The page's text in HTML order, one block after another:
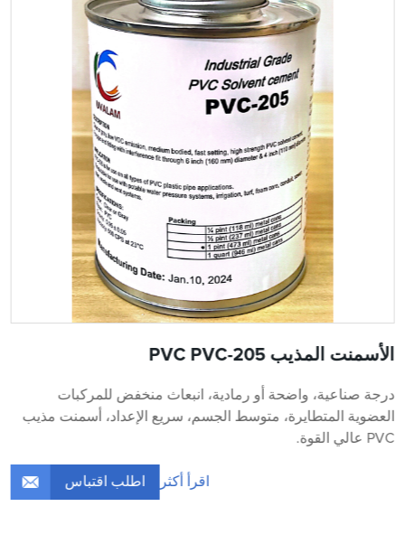
الأسمنت المذيب PVC PVC-205
درجة صناعية، واضحة أو رمادية، انبعاث منخفض للمركبات
العضوية المتطايرة، متوسط ​​الجسم، سريع الإعداد، أسمنت مذيب
PVC عالي القوة.
اقرأ أكثر اطلب اقتباس